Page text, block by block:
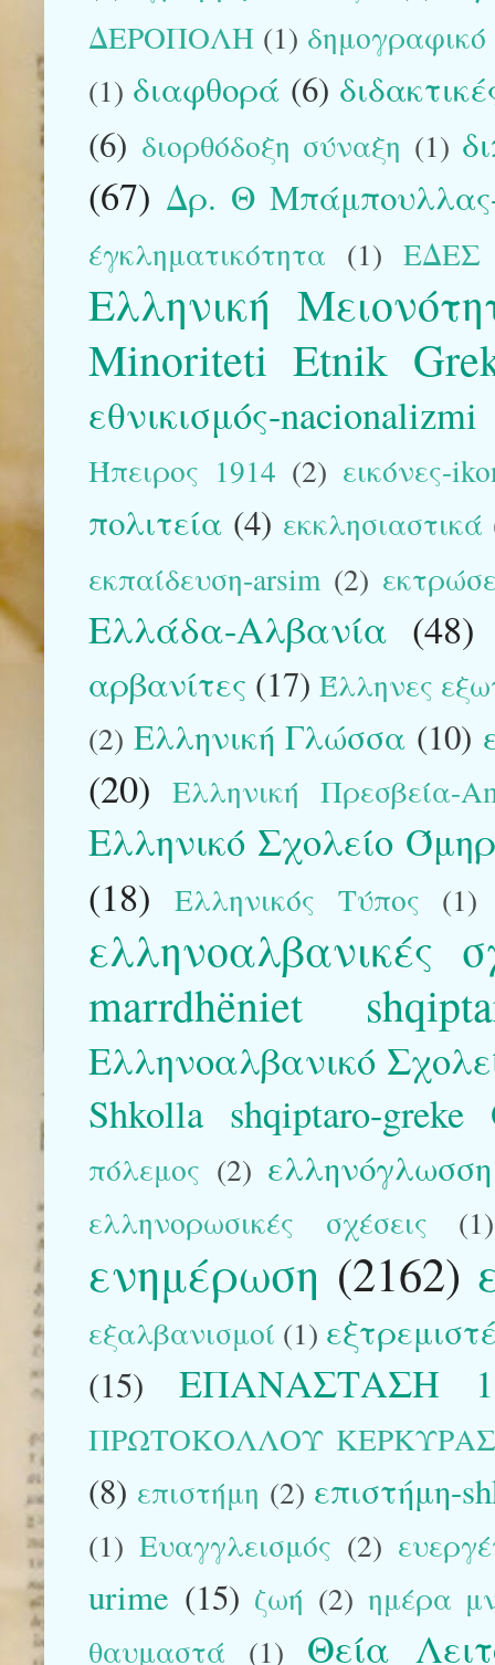
ΔΕΡΟΠΟΛΗ (1) δημογραφικό
(1) διαφθορά (6)
(6) διορθόδοξη σύναξη (1)
(67) Δρ. Θ
έγκληματικότητα (1) ΕΔΕΣ
Ελληνική
Minoriteti Etnik
εθνικισμός-nacionalizmi
Ήπειρος 1914 (2) εικόνες-
πολιτεία (4) εκκλησιαστικά
εκπαίδευση-arsim (2)
Ελλάδα-Αλβανία (48)
αρβανίτες (17) Έλληνες
(2) Ελληνική Γλώσσα (10)
(20) Ελληνική Πρεσβεία-
Ελληνικό Σχολείο
(18)
Ελληνικός Τύπος (1)
ελληνοαλβανικές
marrdhëniet
Ελληνοαλβανικό
Shkolla shqiptaro-greke
πόλεμος (2)
ελληνορωσικές σχέσεις (1)
ενημέρωση (2162)
εξαλβανισμοί (1)
(15)
ΕΠΑΝΑΣΤΑΣΗ
ΠΡΩΤΟΚΟΛΛΟΥ
(8) επιστήμη (2) επιστήμη-
(1) Ευαγγλεισμός (2)
urime (15) ζωή (2) ημέρα
θαυμαστά
(1) Θεία